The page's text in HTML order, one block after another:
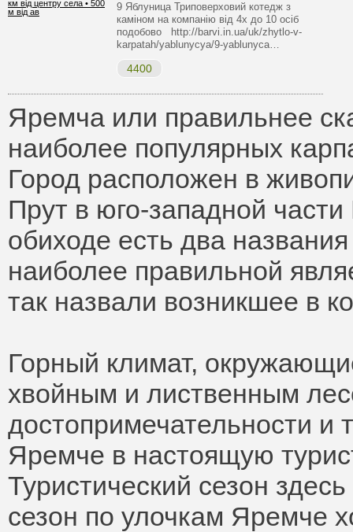
9 Яблуница Триповерховий котедж з
каміном на компанію від 4х до 10 осіб
подобово http://barvi.in.ua/uk/zhytlo-v-
karpatah/yablunycya/9-yablunyca…
4400
Яремча или правильнее
наиболее популярных
Город расположен в
Прут в юго-западной
обиходе есть два
наиболее правильной
так назвали возникшее в
Горный климат,
хвойным и лиственным
достопримечательности и
Яремче в настоящую
Туристический сезон
сезон по улочкам Яремче